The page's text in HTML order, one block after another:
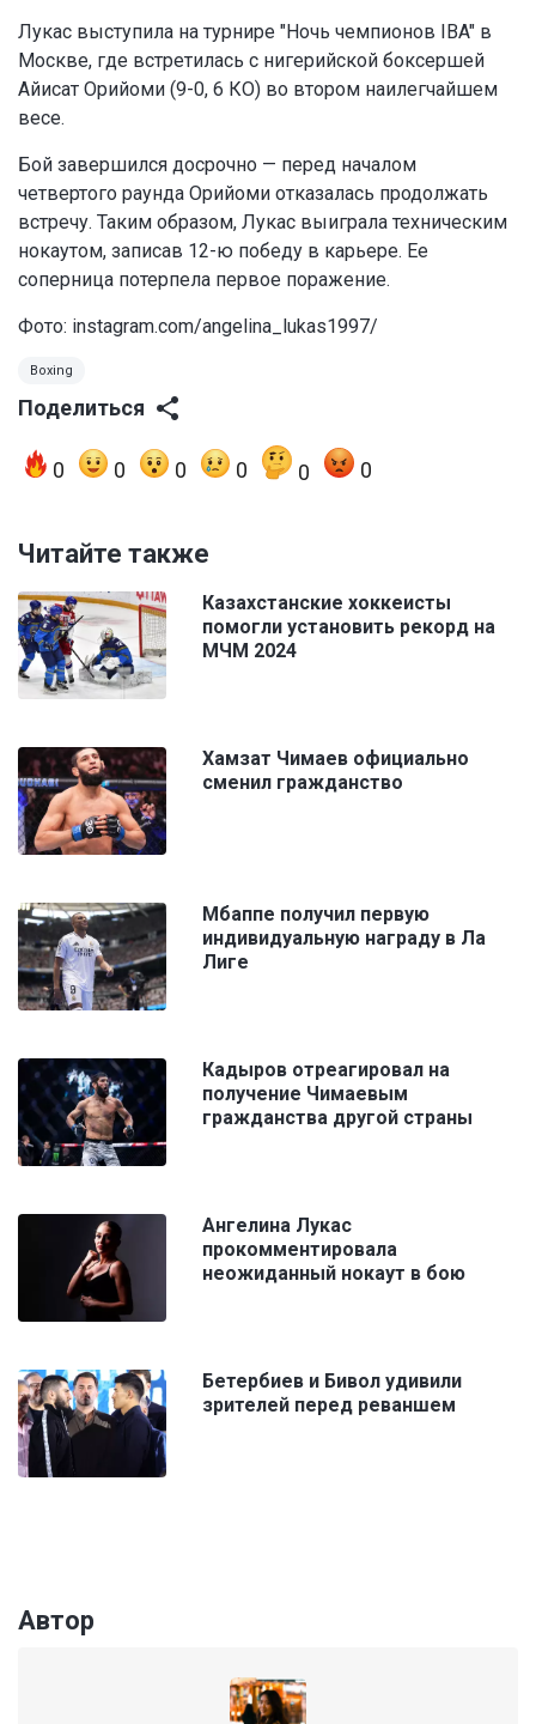
Лукас выступила на турнире "Ночь чемпионов IBA" в
Москве, где встретилась с нигерийской боксершей
Айисат Орийоми (9-0, 6 КО) во втором наилегчайшем
весе.
Бой завершился досрочно — перед началом
четвертого раунда Орийоми отказалась продолжать
встречу. Таким образом, Лукас выиграла техническим
нокаутом, записав 12-ю победу в карьере. Ее
соперница потерпела первое поражение.
Фото: instagram.com/angelina_lukas1997/
Boxing
Поделиться
0 0 0 0 0 0
Читайте также
Казахстанские хоккеисты
помогли установить рекорд на
МЧМ 2024
Хамзат Чимаев официально
сменил гражданство
Мбаппе получил первую
индивидуальную награду в Ла
Лиге
Кадыров отреагировал на
получение Чимаевым
гражданства другой страны
Ангелина Лукас
прокомментировала
неожиданный нокаут в бою
Бетербиев и Бивол удивили
зрителей перед реваншем
Автор